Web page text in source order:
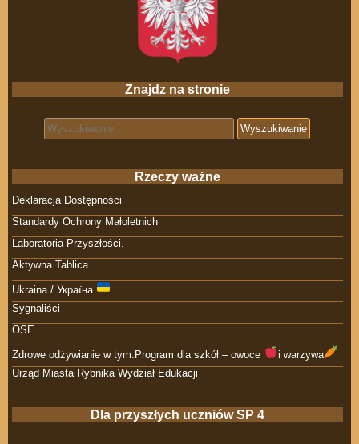
Znajdz na stronie
Search for:
Rzeczy ważne
Deklaracja Dostępności
Standardy Ochrony Małoletnich
Laboratoria Przyszłości.
Aktywna Tablica
Ukraina / Україна
Sygnaliści
OSE
Zdrowe odżywianie w tym:Program dla szkół – owoce
i warzywa
Urząd Miasta Rybnika Wydział Edukacji
Dla przyszłych uczniów SP 4